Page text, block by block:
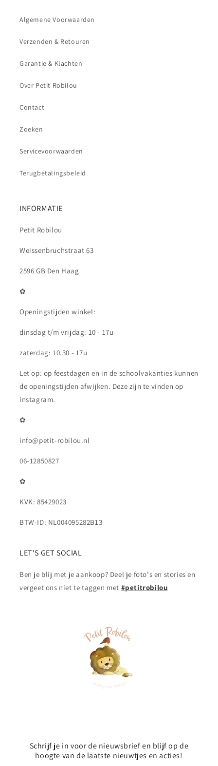
Algemene Voorwaarden
Verzenden & Retouren
Garantie & Klachten
Over Petit Robilou
Contact
Zoeken
Servicevoorwaarden
Terugbetalingsbeleid
INFORMATIE
Petit Robilou
Weissenbruchstraat 63
2596 GB Den Haag
✿
Openingstijden winkel:
dinsdag t/m vrijdag: 10 - 17u
zaterdag: 10.30 - 17u
Let op: op feestdagen en in de schoolvakanties kunnen
de openingstijden afwijken. Deze zijn te vinden op
instagram.
✿
info@petit-robilou.nl
06-12850827
✿
KVK: 85429023
BTW-ID: NL004095282B13
LET'S GET SOCIAL
Ben je blij met je aankoop? Deel je foto's en stories en
vergeet ons niet te taggen met #petitrobilou
Schrijf je in voor de nieuwsbrief en blijf op de
hoogte van de laatste nieuwtjes en acties!